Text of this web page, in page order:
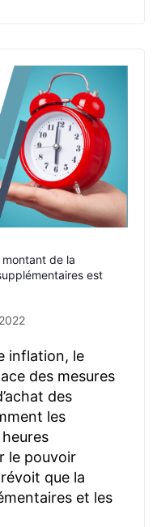
de la
est
inflation, le
des mesures
des
les
le pouvoir
que la
et les